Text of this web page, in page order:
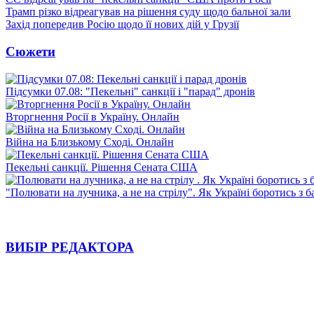
Трамп різко відреагував на рішення суду щодо бальної зали
Захід попередив Росію щодо її нових дій у Грузії
Сюжети
Підсумки 07.08: "Пекельні" санкції і "парад" дронів
Вторгнення Росії в Україну. Онлайн
Війна на Близькому Сході. Онлайн
Пекельні санкції. Рішення Сената США
"Полювати на лучника, а не на стрілу". Як Україні боротись з
ВИБІР РЕДАКТОРА